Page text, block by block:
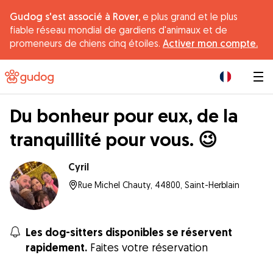
Gudog s'est associé à Rover, e plus grand et le plus
fiable réseau mondial de gardiens d'animaux et de
promeneurs de chiens cinq étoiles. Activer mon compte.
Du bonheur pour eux, de la
tranquillité pour vous. 😉
Cyril
Rue Michel Chauty, 44800, Saint-Herblain
Les dog-sitters disponibles se réservent
rapidement. Faites votre réservation